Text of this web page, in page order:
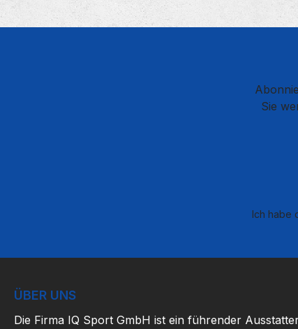
Sie
Ich habe
ÜBER UNS
Die Firma IQ Sport GmbH ist ein führender